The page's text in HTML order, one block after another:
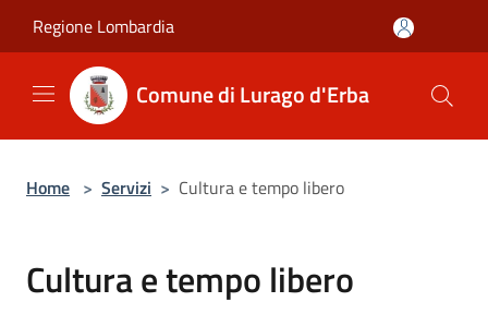
Regione Lombardia
Comune di Lurago d'Erba
Home > Servizi > Cultura e tempo libero
Cultura e tempo libero